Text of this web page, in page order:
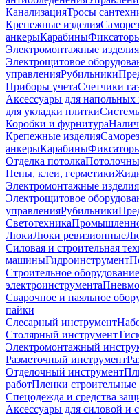
КанализацияТросы
Крепежные изделия
анкерыКарабины
Электромонтажные изделия
Электрощитовое
управленияРубильники
Приборы учетаСчетчики
Аксессуары для
для укладки плитки
Коробки и фурнитура
Крепежные изделия
анкерыКарабины
Отделка потолка
Пены, клеи, герметики
Электромонтажные изделия
Электрощитовое
управленияРубильники
Светотехника
ЛюкиЛюки ревизионные
Силовая и строительная
машиныГидроинструмент
Строительное оборудование
электроинструмента
Сварочное и паяльное
пайки
Слесарный инструмент
Столярный инструмент
Электромонтажный
Разметочный инструмент
Отделочный инструмент
работПленки строительные
Спецодежда и средства
Аксессуары для силовой и